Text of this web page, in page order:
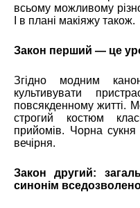
всьому можливому
І в плані макіяжу також.
Закон перший — це
Згідно модним
культивувати
повсякденному житті.
строгий костюм
прийомів. Чорна
вечірня.
Закон другий:
синонім